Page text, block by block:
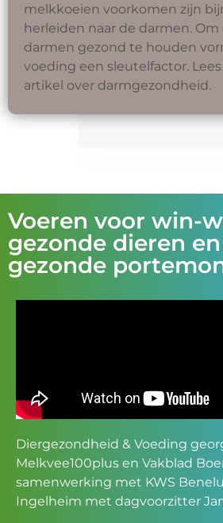
melkkoeien voorkomen zijn
herleiden naar de darmen. Om
darmen gezond te houden
voeding een sleutelfactor. Lees
artikel over darmgezondheid.
Voeren voor win-
gezonde dieren
gezonde
Diergezondheid & Voeding
Melkvee100plus en Vakblad
samenwerking met KWS
Ingelheim met dagvoorzitter